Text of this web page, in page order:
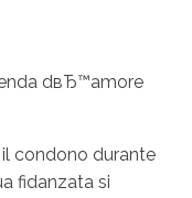
dвЂ™amore
condono durante
fidanzata si